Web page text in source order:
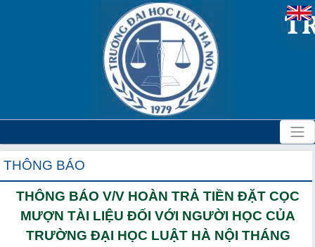
THÔNG BÁO
THÔNG BÁO V/V HOÀN TRẢ TIỀN ĐẶT CỌC
MƯỢN TÀI LIỆU ĐỐI VỚI NGƯỜI HỌC CỦA
TRƯỜNG ĐẠI HỌC LUẬT HÀ NỘI THÁNG